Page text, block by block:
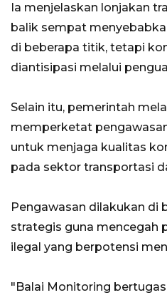
Ia menjelaskan lonjakan
balik sempat
di beberapa titik, tetapi
diantisipasi melalui
Selain itu, pemerintah
memperketat
untuk menjaga kualitas
pada sektor transportasi
Pengawasan dilakukan di
strategis guna mencegah
ilegal yang berpotensi
"Balai Monitoring